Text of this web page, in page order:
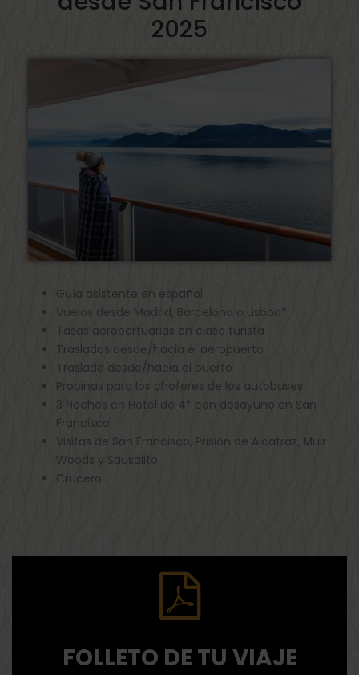
2025
Guía asistente en español
Vuelos desde Madrid, Barcelona o Lisboa*
Tasas aeroportuarias en clase turista
Traslados desde/hacia el aeropuerto
Traslado desde/hacia el puerto
Propinas para los choferes de los autobuses
3 Noches en Hotel de 4* con desayuno en San
Francisco
Visitas de San Francisco, Prisión de Alcatraz, Muir
Woods y Sausalito
Crucero
FOLLETO DE TU VIAJE